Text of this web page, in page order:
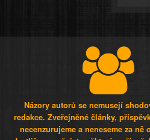
Názory autorů se nemusejí
redakce. Zveřejněné články,
necenzurujeme a neneseme za ně